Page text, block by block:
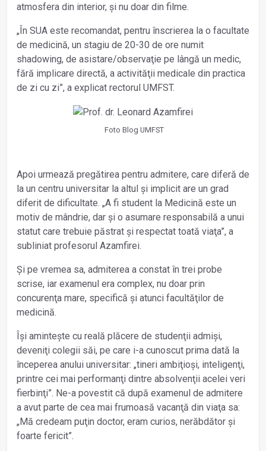
atmosfera din interior, și nu doar din filme.
„În SUA este recomandat, pentru înscrierea la o facultate
de medicină, un stagiu de 20-30 de ore numit
shadowing, de asistare/observaţie pe lângă un medic,
fără implicare directă, a activităţii medicale din practica
de zi cu zi”, a explicat rectorul UMFST.
Foto Blog UMFST
Apoi urmează pregătirea pentru admitere, care diferă de
la un centru universitar la altul și implicit are un grad
diferit de dificultate. „A fi student la Medicină este un
motiv de mândrie, dar și o asumare responsabilă a unui
statut care trebuie păstrat și respectat toată viaţa”, a
subliniat profesorul Azamfirei.
Și pe vremea sa, admiterea a constat în trei probe
scrise, iar examenul era complex, nu doar prin
concurenţa mare, specifică și atunci facultăţilor de
medicină.
Își amintește cu reală plăcere de studenţii admiși,
deveniţi colegii săi, pe care i-a cunoscut prima dată la
începerea anului universitar: „tineri ambiţioși, inteligenţi,
printre cei mai performanţi dintre absolvenţii acelei veri
fierbinţi”. Ne-a povestit că după examenul de admitere
a avut parte de cea mai frumoasă vacanţă din viaţa sa:
„Mă credeam puţin doctor, eram curios, nerăbdător și
foarte fericit”.